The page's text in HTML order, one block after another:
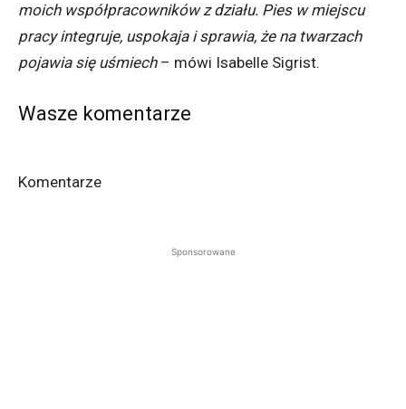
moich współpracowników z działu. Pies w miejscu
pracy integruje, uspokaja i sprawia, że na twarzach
pojawia się uśmiech– mówi Isabelle Sigrist.
Wasze komentarze
Komentarze
Sponsorowane